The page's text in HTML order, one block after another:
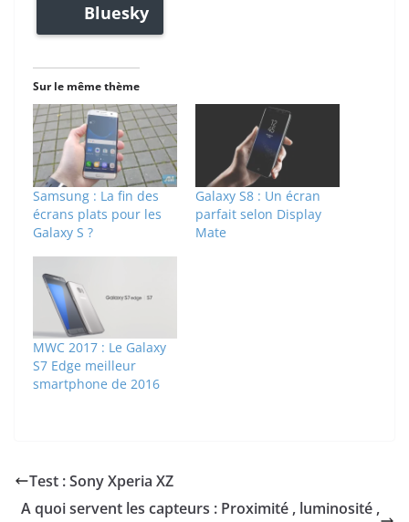
Bluesky
Sur le même thème
Samsung : La fin des
écrans plats pour les
Galaxy S ?
Galaxy S8 : Un écran
parfait selon Display
Mate
MWC 2017 : Le Galaxy
S7 Edge meilleur
smartphone de 2016
Test : Sony Xperia XZ
A quoi servent les capteurs : Proximité , luminosité ,